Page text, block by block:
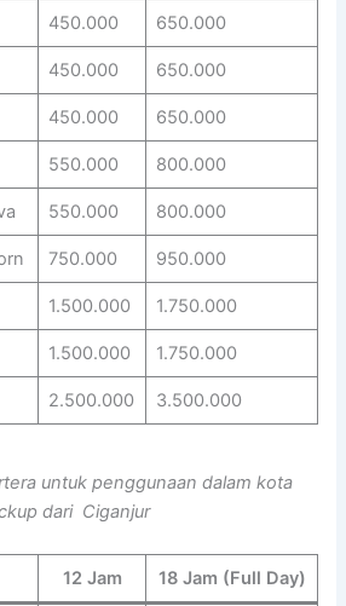
450.000 650.000
450.000 650.000
450.000 650.000
550.000 800.000
550.000 800.000
750.000 950.000
1.500.000 1.750.000
1.500.000 1.750.000
2.500.000 3.500.000
untuk penggunaan dalam kota
dari Ciganjur
12 Jam 18 Jam (Full Day)